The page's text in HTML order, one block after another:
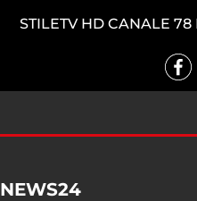
STILETV HD CANALE 78
NEWS24